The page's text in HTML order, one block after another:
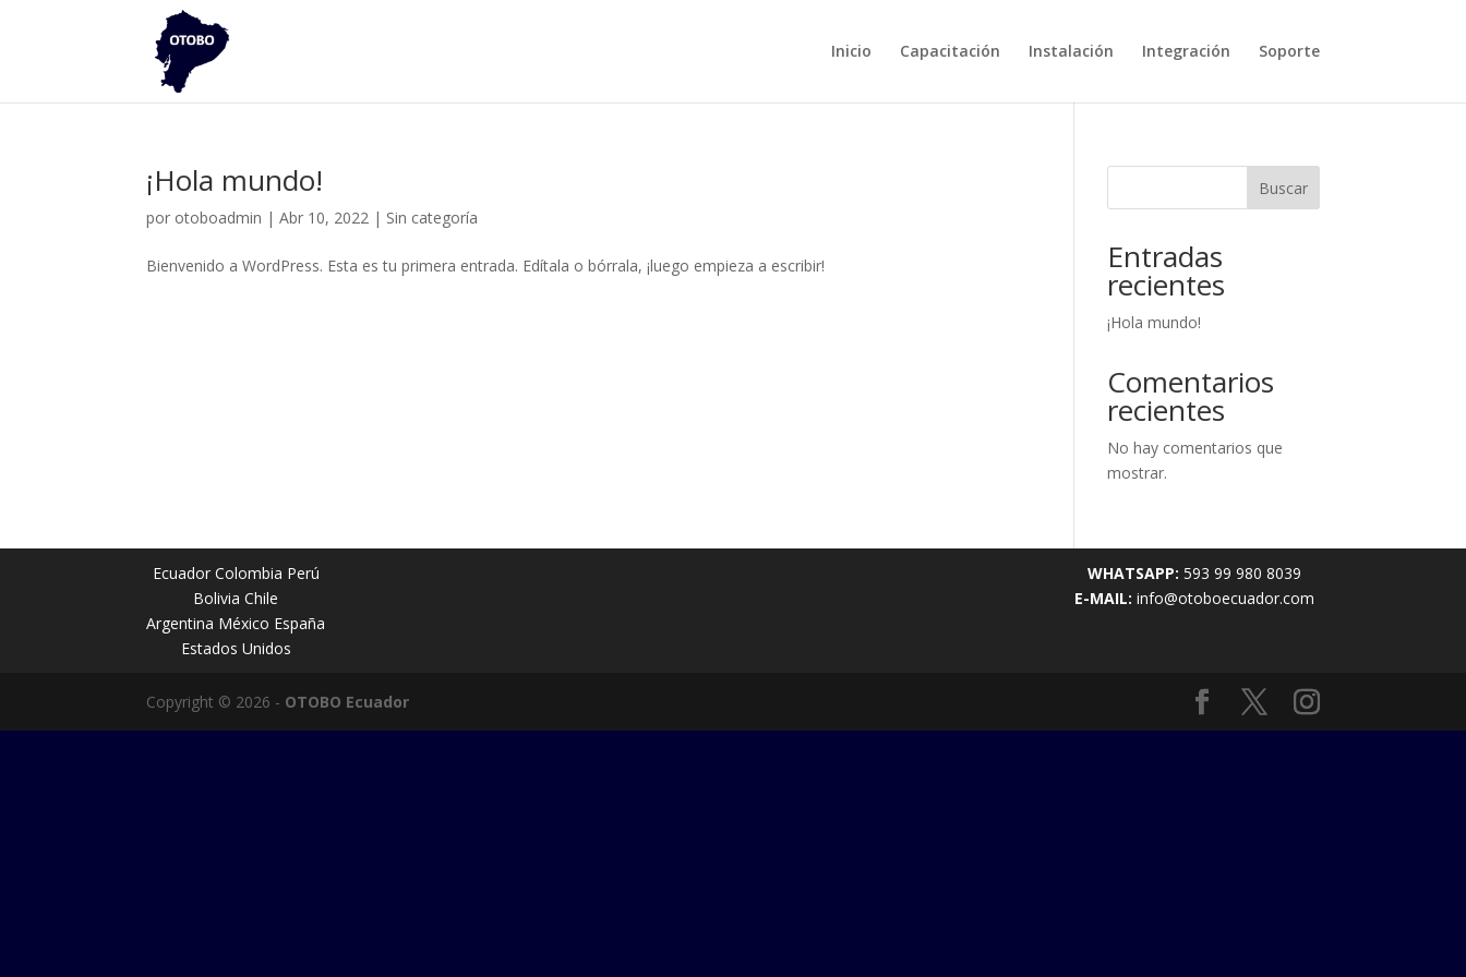
Inicio Capacitación Instalación Integración Soporte
¡Hola mundo!
por otoboadmin |Abr 10, 2022 | Sin categoría
Bienvenido a WordPress. Esta es tu primera entrada. Edítala o bórrala, ¡luego empieza a escribir!
Buscar
Entradas
recientes
¡Hola mundo!
Comentarios
recientes
No hay comentarios que
mostrar.
Ecuador Colombia Perú
Bolivia Chile
Argentina México España
Estados Unidos
WHATSAPP: 593 99 980 8039
E-MAIL: info@otoboecuador.com
Copyright © 2026 - OTOBO Ecuador